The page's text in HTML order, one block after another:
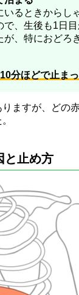
いるときからし
で、生後も1日
が、特におどろ
分ほどで止ま
ますが、どの
と止め方